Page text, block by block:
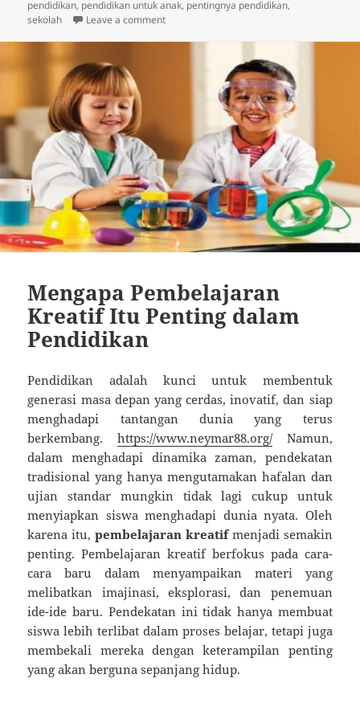
on
pendidikan, pendidikan untuk anak, pentingnya pendidikan,
sekolah
Leave a commenton Mengapa Pendidikan STEM Itu Penting
Mengapa Pembelajaran
Kreatif Itu Penting dalam
Pendidikan
Pendidikan adalah kunci untuk membentuk
generasi masa depan yang cerdas, inovatif, dan siap
menghadapi tantangan dunia yang terus
berkembang. https://www.neymar88.org/Namun,
dalam menghadapi dinamika zaman, pendekatan
tradisional yang hanya mengutamakan hafalan dan
ujian standar mungkin tidak lagi cukup untuk
menyiapkan siswa menghadapi dunia nyata. Oleh
karena itu,pembelajaran kreatifmenjadi semakin
penting. Pembelajaran kreatif berfokus pada cara-
cara baru dalam menyampaikan materi yang
melibatkan imajinasi, eksplorasi, dan penemuan
ide-ide baru. Pendekatan ini tidak hanya membuat
siswa lebih terlibat dalam proses belajar, tetapi juga
membekali mereka dengan keterampilan penting
yang akan berguna sepanjang hidup.